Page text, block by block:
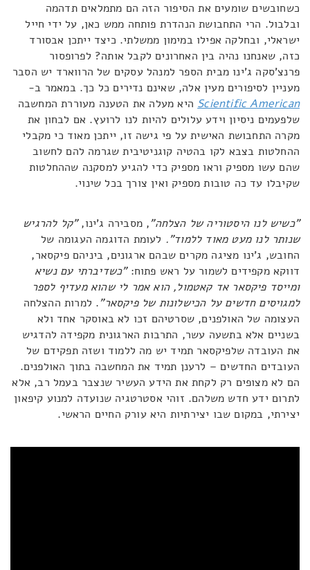
כשחובשים שומעים את הסיפור הזה הם מתמלאים תדהמה
ובלבול. הרי התחבושת הנהדרת פותחה ממש כאן, על ידי חייל
ישראלי, ובחלקה אפילו במימון ממשלתי. כיצד ייתכן אבסורד
כזה, שאנחנו נהיה בין האחרונים לקבל אותה? לפרופסור
פרנצ'סקה ג'ינו מבית הספר למנהל עסקים של הרווארד יש הסבר
מעניין לסיפורים מעין אלה, שאינם נדירים כל כך. במאמר ב-
Scientific American היא מעלה את הטענה מעוררת המחשבה
שלפעמים ניסיון וידע עלולים להיות לנו לרועץ. אם לבחון את
מקרה התחבושת האישית על פי גישה זו, ייתכן מאוד כי מקבלי
ההחלטות בצבא לקו בהטיה קוגניטיבית שגרמה להם לחשוב
שהם עשו מספיק וראו מספיק כדי להגיע למסקנה שההחלטות
שקיבלו עד כה טובות מספיק ואין צורך בכל שינוי.
"כשיש לנו היסטוריה של הצלחה", מסבירה ג'ינו,"קל להרגיש
שנותר לנו מעט מאוד ללמוד". לעומת הדוגמה העגומה של
החובש, ג'ינו מציגה מקרים שבהם ארגונים, ביניהם פיקסאר,
דווקא מקפידים לשמור על ראש פתוח:"כשדיברתי עם נשיא
ומייסד פיקסאר אד קאטמול, הוא אמר לי שהוא מעדיף לספר
למגויסים חדשים על הכישלונות של פיקסאר". למרות ההצלחה
העצומה של האולפנים, שסרטיהם זכו לא באוסקר אחד ולא
בשניים אלא בתשעה עשר, התרבות הארגונית מקפידה להדגיש
את העובדה שלפיקסאר תמיד יש מה ללמוד ושזה תפקידם של
העובדים החדשים – לרענן תמיד את המחשבה בתוך האולפנים.
הם לא מצופים רק לקחת את הידע העשיר שנצבר בעמל רב, אלא
לתרום ידע חדש משלהם. זוהי אסטרטגיה שנועדה למנוע קיפאון
יצירתי, במקום שבו יצירתיות היא עורק החיים הראשי.